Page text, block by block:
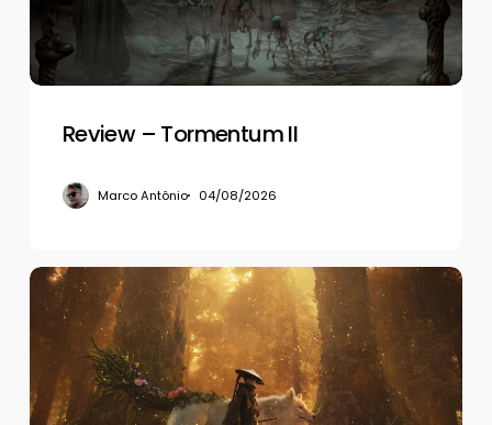
Review – Tormentum II
Marco Antônio 04/08/2026
Review
–
Beast
Reincarnation